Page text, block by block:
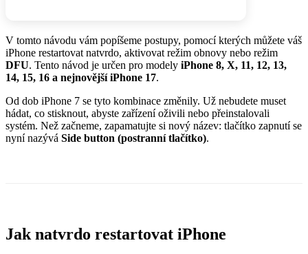
V tomto návodu vám popíšeme postupy, pomocí kterých můžete váš
iPhone restartovat natvrdo, aktivovat režim obnovy nebo režim
DFU. Tento návod je určen pro modely iPhone 8, X, 11, 12, 13,
14, 15, 16 a nejnovější iPhone 17.
Od dob iPhone 7 se tyto kombinace změnily. Už nebudete muset
hádat, co stisknout, abyste zařízení oživili nebo přeinstalovali
systém. Než začneme, zapamatujte si nový název: tlačítko zapnutí se
nyní nazývá Side button (postranní tlačítko).
Jak natvrdo restartovat iPhone